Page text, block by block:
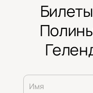
Имя